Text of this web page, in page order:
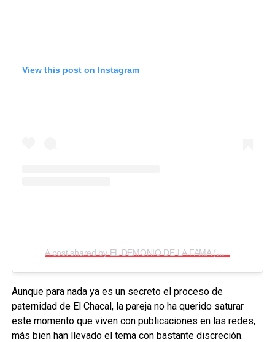
View this post on Instagram
A post shared by EL DEMONIO DE LA FAMA (@chacalrlm)
Aunque para nada ya es un secreto el proceso de
paternidad de El Chacal, la pareja no ha querido saturar
este momento que viven con publicaciones en las redes,
más bien han llevado el tema con bastante discreción.